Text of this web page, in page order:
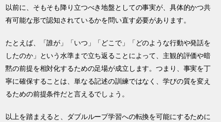
以前に、そもそも降り立つべき地盤としての事実が、具体的かつ共
有可能な形で認知されているかを問い直す必要があります。
たとえば、「誰が」「いつ」「どこで」「どのような行動や発話を
したのか」という水準まで立ち返ることによって、主観的評価や暗
黙の前提を相対化するための足場が成立します。つまり、事実を丁
寧に確保することは、単なる記述の訓練ではなく、学びの質を変え
るための前提条件だと言えるでしょう。
以上を踏まえると、ダブルループ学習への転換を可能にするために